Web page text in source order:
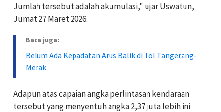
Jumlah tersebut adalah akumulasi," ujar Uswatun,
Jumat 27 Maret 2026.
Baca juga:
Belum Ada Kepadatan Arus Balik di Tol Tangerang-
Merak
Adapun atas capaian angka perlintasan kendaraan
tersebut yang menyentuh angka 2,37 juta lebih ini